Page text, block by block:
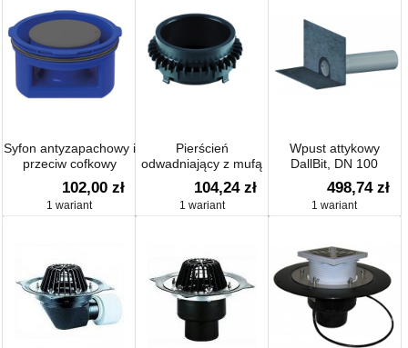
Syfon antyzapachowy i
przeciw cofkowy
Primus blue do wpustu
HL90Prblue
102,00 zł
1 wariant
Pierścień
odwadniający z mufą
do dachów
odwróconych, Ø 170
mm
104,24 zł
1 wariant
Wpust attykowy
DallBit, DN 100
498,74 zł
1 wariant